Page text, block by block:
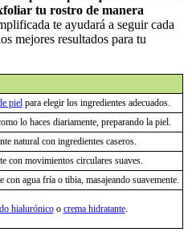
tu rostro de manera
te ayudará a seguir cada
mejores resultados para tu
pielpara elegir los ingredientes adecuados.
lo haces diariamente, preparando la piel.
natural con ingredientes caseros.
con movimientos circulares suaves.
con agua fría o tibia, masajeando suavemente.
hialurónicoo crema hidratante.